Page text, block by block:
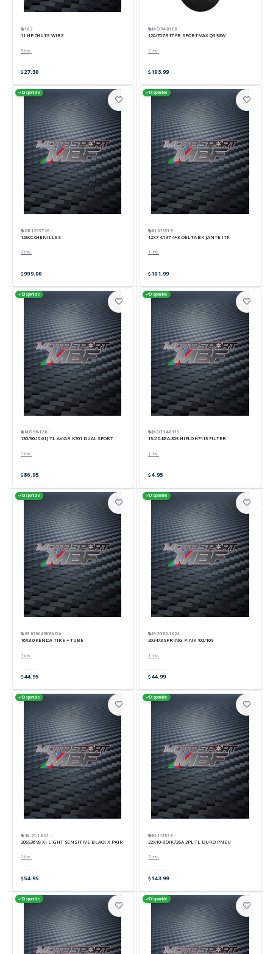
102 ·
11 HP CHUTE WIRE
5 inv.
27.30
MO94-8188 ·
120/70ZR17 FR SPORTMAX Q3 58W
2 inv.
193.99
Disponible
GB125ST20 ·
125CC CHENILLES
3 inv.
999.00
Disponible
KI015519 ·
12X7 4/137 4+3 DELTA BK JANTE ITP
1 inv.
101.99
Disponible
MO98-120 ·
130/90-10 61J TL AV/AR K761 DUAL SPORT
1 inv.
86.95
Disponible
MO314-0113 ·
15410-KEA-305 HIFLO HF113 FILTER
1 inv.
4.95
Disponible
G3070049KENDA ·
16X3.0 KENDA TIRE + TUBE
1 inv.
44.95
Disponible
MO382-1024 ·
203473 SPRING PINK 102/108
1 inv.
44.99
Disponible
45-01-18-01 ·
205536 89 XI LIGHT SENSITIVE BLACK X PAIR
1 inv.
54.95
Disponible
KI111578 ·
22X10-8 DIK735A 2PL TL DURO PNEU
2 inv.
143.99
Disponible Disponible